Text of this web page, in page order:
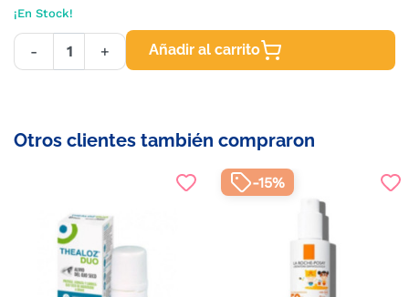
¡En Stock!
- + Añadir al carrito
Otros clientes también compraron
-15%